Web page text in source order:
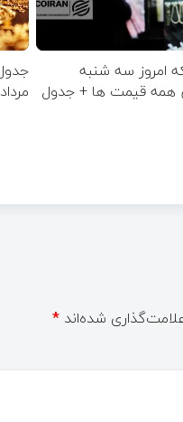
امروز سه شنبه
همه قیمت ها + جدول مرداد
شده‌اند *